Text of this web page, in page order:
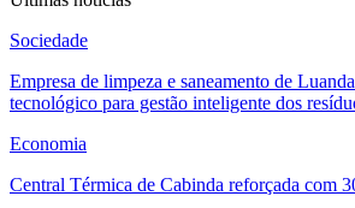
Sociedade
Empresa de limpeza e saneamento de
tecnológico para gestão inteligente dos
Economia
Central Térmica de Cabinda reforçada com